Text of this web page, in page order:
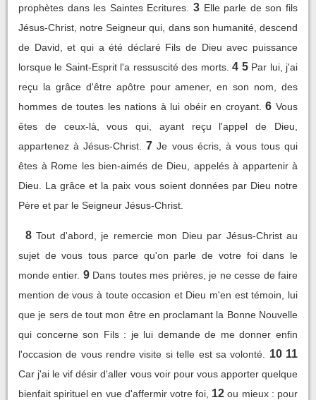
prophètes dans les Saintes Ecritures.
3 Elle parle de son fils
Jésus-Christ, notre Seigneur qui, dans son humanité, descend
de David, et qui a été déclaré Fils de Dieu avec puissance
lorsque le Saint-Esprit l'a ressuscité des morts. 4 5 Par lui, j'ai
reçu la grâce d'être apôtre pour amener, en son nom, des
hommes de toutes les nations à lui obéir en croyant. 6 Vous
êtes de ceux-là, vous qui, ayant reçu l'appel de Dieu,
appartenez à Jésus-Christ.
7 Je vous écris, à vous tous qui
êtes à Rome les bien-aimés de Dieu, appelés à appartenir à
Dieu. La grâce et la paix vous soient données par Dieu notre
Père et par le Seigneur Jésus-Christ.
8 Tout d'abord, je remercie mon Dieu par Jésus-Christ au
sujet de vous tous parce qu'on parle de votre foi dans le
monde entier. 9 Dans toutes mes prières, je ne cesse de faire
mention de vous à toute occasion et Dieu m'en est témoin, lui
que je sers de tout mon être en proclamant la Bonne Nouvelle
qui concerne son Fils : je lui demande de me donner enfin
l'occasion de vous rendre visite si telle est sa volonté.
10 11
Car j'ai le vif désir d'aller vous voir pour vous apporter quelque
bienfait spirituel en vue d'affermir votre foi, 12 ou mieux : pour